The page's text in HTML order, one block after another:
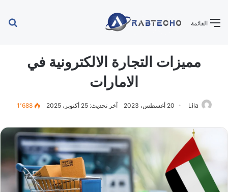
القائمة
مميزات التجارة الالكترونية في
الامارات
Lila 20 أغسطس، 2023 آخر تحديث: 25 أكتوبر، 2025 1٬688